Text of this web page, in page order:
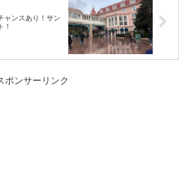
ャンスあり！サン
！
ポンサーリンク